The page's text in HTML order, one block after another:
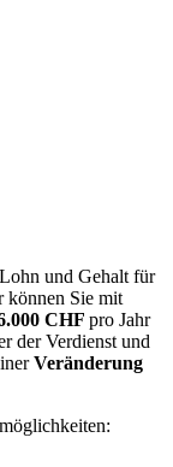
und Gehalt für
können Sie mit
CHF pro Jahr
der Verdienst und
Veränderung